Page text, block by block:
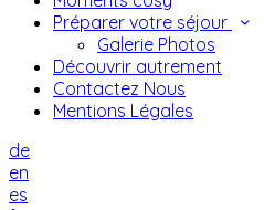
Préparer votre séjour
Galerie Photos
Découvrir autrement
Contactez Nous
Mentions Légales
de
en
es